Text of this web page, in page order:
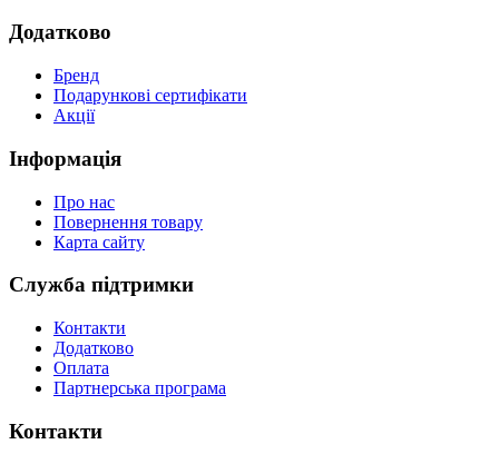
Додатково
Бренд
Подарункові сертифікати
Акції
Інформація
Про нас
Повернення товару
Карта сайту
Служба підтримки
Контакти
Додатково
Оплата
Партнерська програма
Контакти